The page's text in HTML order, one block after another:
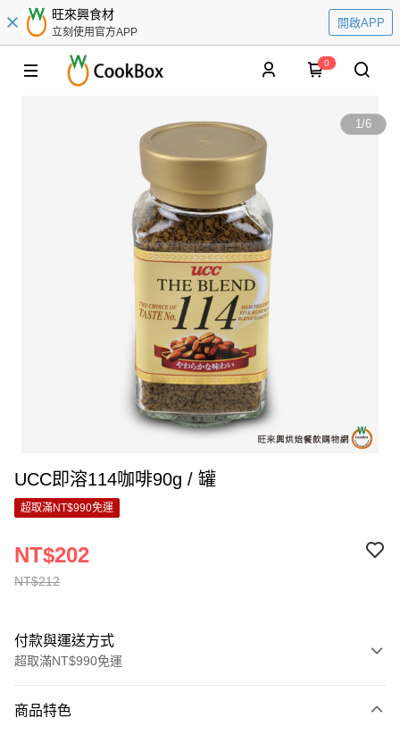
旺來興食材
立刻使用官方APP
開啟APP
0
1/6
UCC即溶114咖啡90g / 罐
超取滿NT$990免運
NT$212
NT$202
付款與運送方式
超取滿NT$990免運
信用卡一次付款
商品特色